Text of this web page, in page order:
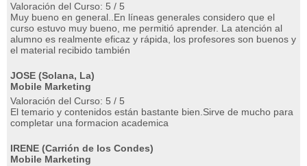
Valoración del Curso: 5 / 5
Muy bueno en general..En líneas generales considero que el
curso estuvo muy bueno, me permitió aprender. La atención al
alumno es realmente eficaz y rápida, los profesores son buenos y
el material recibido también
JOSE (Solana, La)
Mobile Marketing
Valoración del Curso: 5 / 5
El temario y contenidos están bastante bien.Sirve de mucho para
completar una formacion academica
IRENE (Carrión de los Condes)
Mobile Marketing